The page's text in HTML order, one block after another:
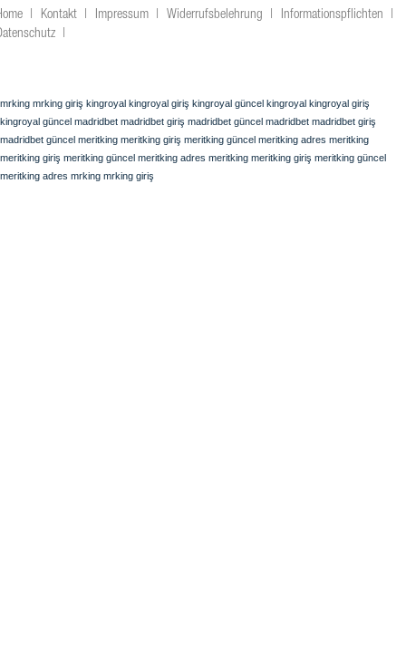
Kontakt Impressum Widerrufsbelehrung
Informationspflichten
mrking mrking giriş kingroyal kingroyal giriş kingroyal güncel kingroyal kingroyal giriş
kingroyal güncel madridbet madridbet giriş madridbet güncel madridbet madridbet giriş
madridbet güncel meritking meritking giriş meritking güncel meritking adres meritking
meritking giriş meritking güncel meritking adres meritking meritking giriş meritking güncel
meritking adres mrking mrking giriş